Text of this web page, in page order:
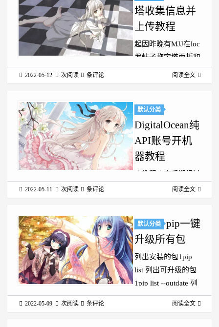
话别问我也不知道，
可以找个海外的朋友
建项目先去GCP后台
用默认的第一个项目
塔收集信息并
上传教程
起因昨晚有MJJ在loc
发帖子称宝塔面板和
aaPanel（宝塔国际
版）都有收集服务器
帖子地址：
https://hostloc.com/thread-
1015562-1-1.html 根
据Github上公...
2022-05-12 次阅读 条评论 阅读全文
默认分类
DigitalOcean纯
API账号开机
器教程
本教程内容后期经过
修改，可能出现图文
不一致现象，图片内
教程为准！ 准备工
作1.一台Linux的服
务器（其实windows
也可以） 2.你智慧的
大脑 3.你灵活的手
2022-05-11 次阅读 条评论 阅读全文
默认分类
pip一键
升级所有包
列出安装的包1pip
list 列出可升级的包
1pip list --outdate 列
出已安装的最新版本
2022-05-09 次阅读 条评论 阅读全文